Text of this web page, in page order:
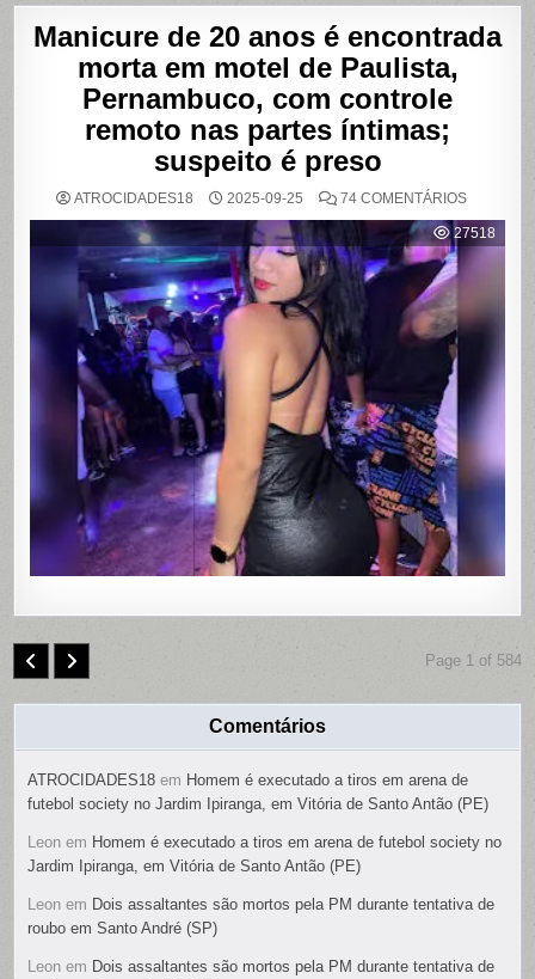
Manicure de 20 anos é encontrada
morta em motel de Paulista,
Pernambuco, com controle
remoto nas partes íntimas;
suspeito é preso
ATROCIDADES18 2025-09-25 74 COMENTÁRIOSEM
DE
20
ANOS
EM
MOTEL
COM
REMOTO
PARTES
É
27518
Page 1 of 584
Comentários
ATROCIDADES18 em Homem é executado a tiros em arena de
futebol society no Jardim Ipiranga, em Vitória de Santo Antão (PE)
Leon em Homem é executado a tiros em arena de futebol society no
Jardim Ipiranga, em Vitória de Santo Antão (PE)
Leon em Dois assaltantes são mortos pela PM durante tentativa de
roubo em Santo André (SP)
Leon em Dois assaltantes são mortos pela PM durante tentativa de